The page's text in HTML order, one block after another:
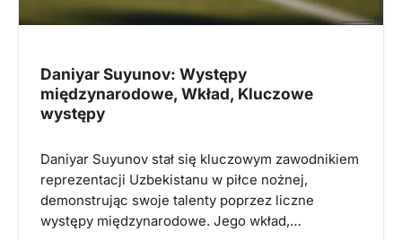
Daniyar Suyunov: Występy
międzynarodowe, Wkład, Kluczowe
występy
Daniyar Suyunov stał się kluczowym zawodnikiem
reprezentacji Uzbekistanu w piłce nożnej,
demonstrując swoje talenty poprzez liczne
występy międzynarodowe. Jego wkład,…